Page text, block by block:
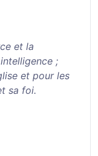
et la
;
et pour les
sa foi.